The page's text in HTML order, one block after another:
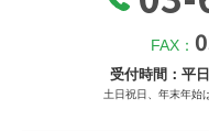
FAX：
受付時間：平
土日祝日、年末年始